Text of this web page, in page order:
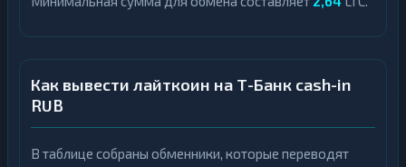
Как вывести лайткоин на Т-Банк cash-in
RUB
В таблице собраны обменники, которые переводят